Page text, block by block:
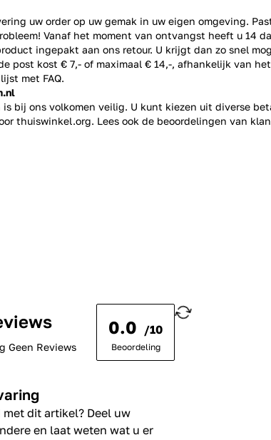
uw order op uw gemak in uw eigen omgeving.
Vanaf het moment van ontvangst heeft u 14
ingepakt aan ons retour. U krijgt dan zo snel
post kost € 7,- of maximaal € 14,-, afhankelijk van
met FAQ.
bij ons volkomen veilig. U kunt kiezen uit diverse
thuiswinkel.org. Lees ook de beoordelingen van
Geen Reviews
0.0 /10
Beoordeling
dit artikel? Deel uw
en laat weten wat u er